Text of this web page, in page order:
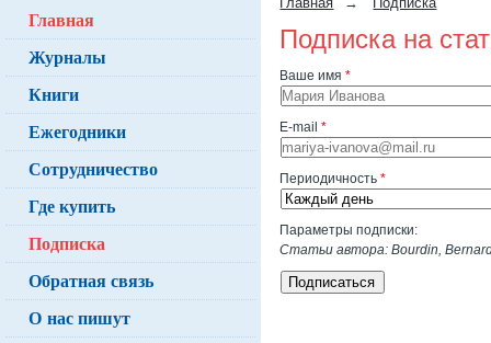
Подписка на
Ваше имя*
E-mail*
Периодичность*
Параметры подписки:
Статьи автора: Bourdin,
Подписаться
Главная
Журналы
Книги
Ежегодники
Сотрудничество
Где купить
Подписка
Обратная связь
О нас пишут